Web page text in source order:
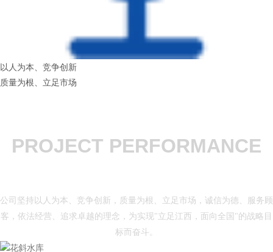
以人为本、竞争创新
质量为根、立足市场
PROJECT PERFORMANCE
公司坚持以人为本、竞争创新，质量为根、立足市场，诚信为德、服务顾
客，依法经营、追求卓越的理念，为实现"立足江西，面向全国"的战略目
标而奋斗。